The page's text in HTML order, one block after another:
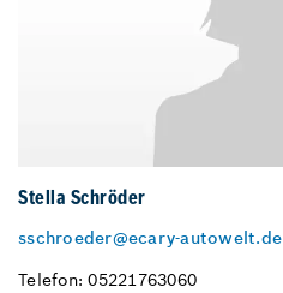
Stella Schröder
sschroeder@ecary-autowelt.de
Telefon: 05221763060